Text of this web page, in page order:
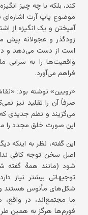
کند، بلکه با چه چیز
موضوع پاپ آرت اشاره‌ای
آمیختن و یک انگیزه از
زودگذر و عجولانه پیش
است از دست می‌دهد و
واقعیت‌ها را به
فراهم می‌آورد.
«رویین» نوشته بود:
صرفاً آن را تقلید نیز
می‌گزیند و نظم جدیدی
این صورت خلق مجدد را
این گفته، نظر به اینکه
اصل سخن توجه کافی
شود (مانند همهٔ گفته
توجیهاتی بیشتر نیاز
شکل‌های مأنوس هستند و
ما مجتمع‌اند، در واقع،
فورم‌ها هرگز به همین